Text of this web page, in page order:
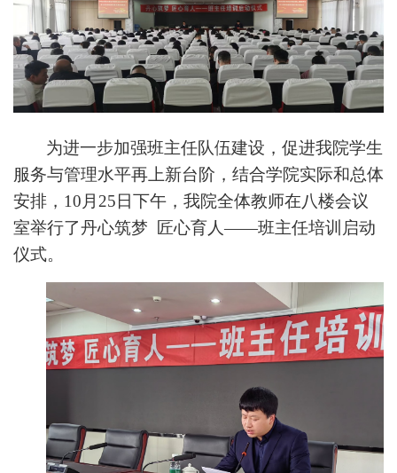
为进一步加强班主任队伍建设，促进我院学生
服务与管理水平再上新台阶，结合学院实际和总体
安排，10月25日下午，我院全体教师在八楼会议
室举行了丹心筑梦 匠心育人——班主任培训启动
仪式。